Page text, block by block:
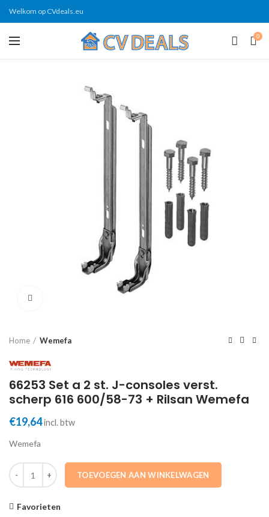
Welkom op CVdeals.eu
0
Home Wemefa
66253 Set a 2 st. J-consoles verst.
scherp 616 600/58-73 + Rilsan Wemefa
€19,64incl. btw
Wemefa
66253 Set a 2 st. J-consoles verst. scherp 616 600/58-73 + Rilsan
TOEVOEGEN AAN WINKELWAGEN
Favorieten